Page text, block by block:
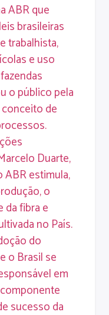
ABR que
brasileiras
trabalhista,
e uso
o público pela
de
Duarte,
estimula,
o
da fibra e
no País.
do
o Brasil se
em
sucesso da